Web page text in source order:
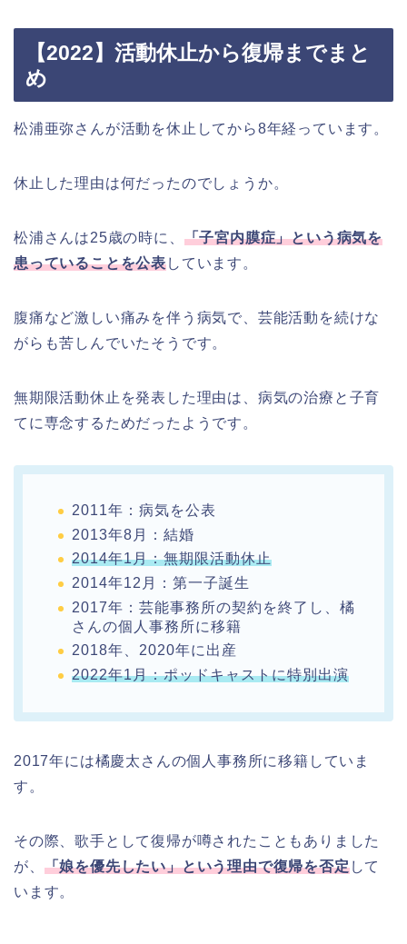
【2022】活動休止から復帰までまと
め
松浦亜弥さんが活動を休止してから8年経っています。
休止した理由は何だったのでしょうか。
松浦さんは25歳の時に、 「子宮内膜症」という病気を
患っていることを公表しています。
腹痛など激しい痛みを伴う病気で、芸能活動を続けな
がらも苦しんでいたそうです。
無期限活動休止を発表した理由は、病気の治療と子育
てに専念するためだったようです。
2011年：病気を公表
2013年8月：結婚
2014年1月：無期限活動休止
2014年12月：第一子誕生
2017年：芸能事務所の契約を終了し、橘
さんの個人事務所に移籍
2018年、2020年に出産
2022年1月：ポッドキャストに特別出演
2017年には橘慶太さんの個人事務所に移籍していま
す。
その際、歌手として復帰が噂されたこともありました
が、 「娘を優先したい」という理由で復帰を否定して
います。